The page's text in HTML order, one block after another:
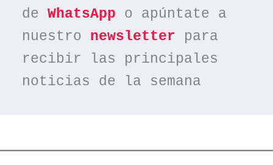
de WhatsApp o apúntate a
nuestro newsletter para
recibir las principales
noticias de la semana